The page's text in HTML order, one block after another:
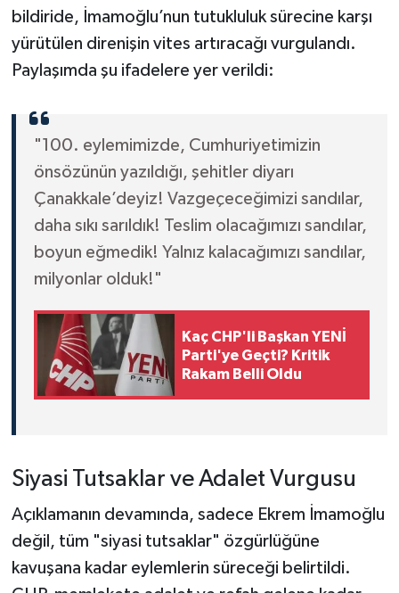
bildiride, İmamoğlu’nun tutukluluk sürecine karşı
yürütülen direnişin vites artıracağı vurgulandı.
Paylaşımda şu ifadelere yer verildi:
"100. eylemimizde, Cumhuriyetimizin
önsözünün yazıldığı, şehitler diyarı
Çanakkale’deyiz! Vazgeçeceğimizi sandılar,
daha sıkı sarıldık! Teslim olacağımızı sandılar,
boyun eğmedik! Yalnız kalacağımızı sandılar,
milyonlar olduk!"
Kaç CHP'li Başkan YENİ
Parti'ye Geçti? Kritik
Rakam Belli Oldu
Siyasi Tutsaklar ve Adalet Vurgusu
Açıklamanın devamında, sadece Ekrem İmamoğlu
değil, tüm "siyasi tutsaklar" özgürlüğüne
kavuşana kadar eylemlerin süreceği belirtildi.